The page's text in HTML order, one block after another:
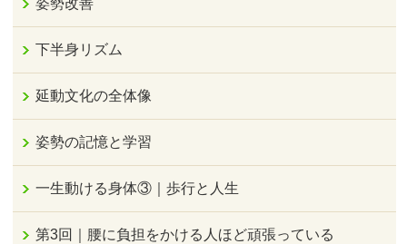
姿勢改善
下半身リズム
延動文化の全体像
姿勢の記憶と学習
一生動ける身体③｜歩行と人生
第3回｜腰に負担をかける人ほど頑張っている